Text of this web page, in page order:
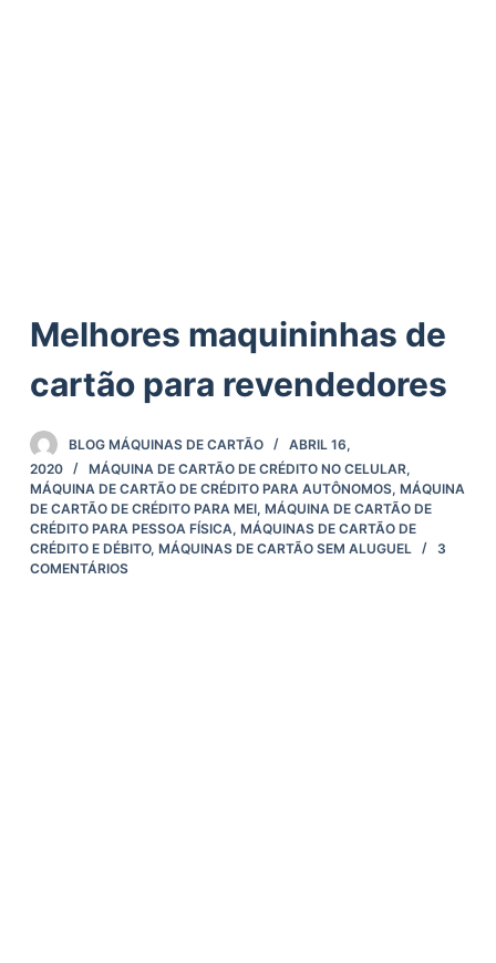
Melhores maquininhas de
cartão para revendedores
BLOG MÁQUINAS DE CARTÃO
ABRIL 16,
2020
MÁQUINA DE CARTÃO DE CRÉDITO NO CELULAR,
MÁQUINA DE CARTÃO DE CRÉDITO PARA AUTÔNOMOS, MÁQUINA
DE CARTÃO DE CRÉDITO PARA MEI, MÁQUINA DE CARTÃO DE
CRÉDITO PARA PESSOA FÍSICA, MÁQUINAS DE CARTÃO DE
CRÉDITO E DÉBITO, MÁQUINAS DE CARTÃO SEM ALUGUEL
3
COMENTÁRIOS